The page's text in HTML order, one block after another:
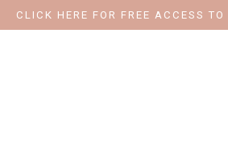
CLICK HERE FOR FREE ACCESS TO